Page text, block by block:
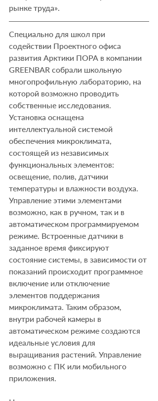
рынке труда».
Специально для школ при
содействии Проектного офиса
развития Арктики ПОРА в компании
GREENBAR собрали школьную
многопрофильную лабораторию, на
которой возможно проводить
собственные исследования.
Установка оснащена
интеллектуальной системой
обеспечения микроклимата,
состоящей из независимых
функциональных элементов:
освещение, полив, датчики
температуры и влажности воздуха.
Управление этими элементами
возможно, как в ручном, так и в
автоматическом программируемом
режиме. Встроенные датчики в
заданное время фиксируют
состояние системы, в зависимости от
показаний происходит программное
включение или отключение
элементов поддержания
микроклимата. Таким образом,
внутри рабочей камеры в
автоматическом режиме создаются
идеальные условия для
выращивания растений. Управление
возможно с ПК или мобильного
приложения.